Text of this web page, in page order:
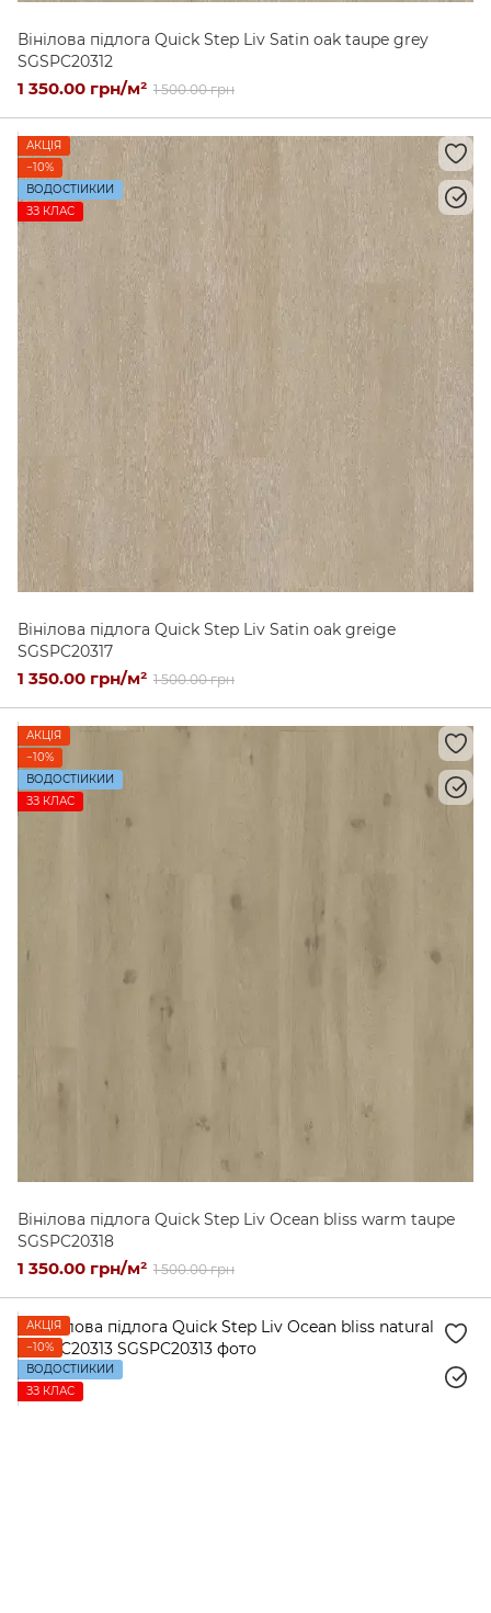
Вінілова підлога Quick Step Liv Satin oak taupe grey
SGSPC20312
1 350.00 грн/м² 1 500.00 грн
АКЦІЯ
−10%
ВОДОСТІЙКИЙ
ЗЗ КЛАС
Вінілова підлога Quick Step Liv Satin oak greige
SGSPC20317
1 350.00 грн/м² 1 500.00 грн
АКЦІЯ
−10%
ВОДОСТІЙКИЙ
ЗЗ КЛАС
Вінілова підлога Quick Step Liv Ocean bliss warm taupe
SGSPC20318
1 350.00 грн/м² 1 500.00 грн
АКЦІЯ
−10%
ВОДОСТІЙКИЙ
ЗЗ КЛАС